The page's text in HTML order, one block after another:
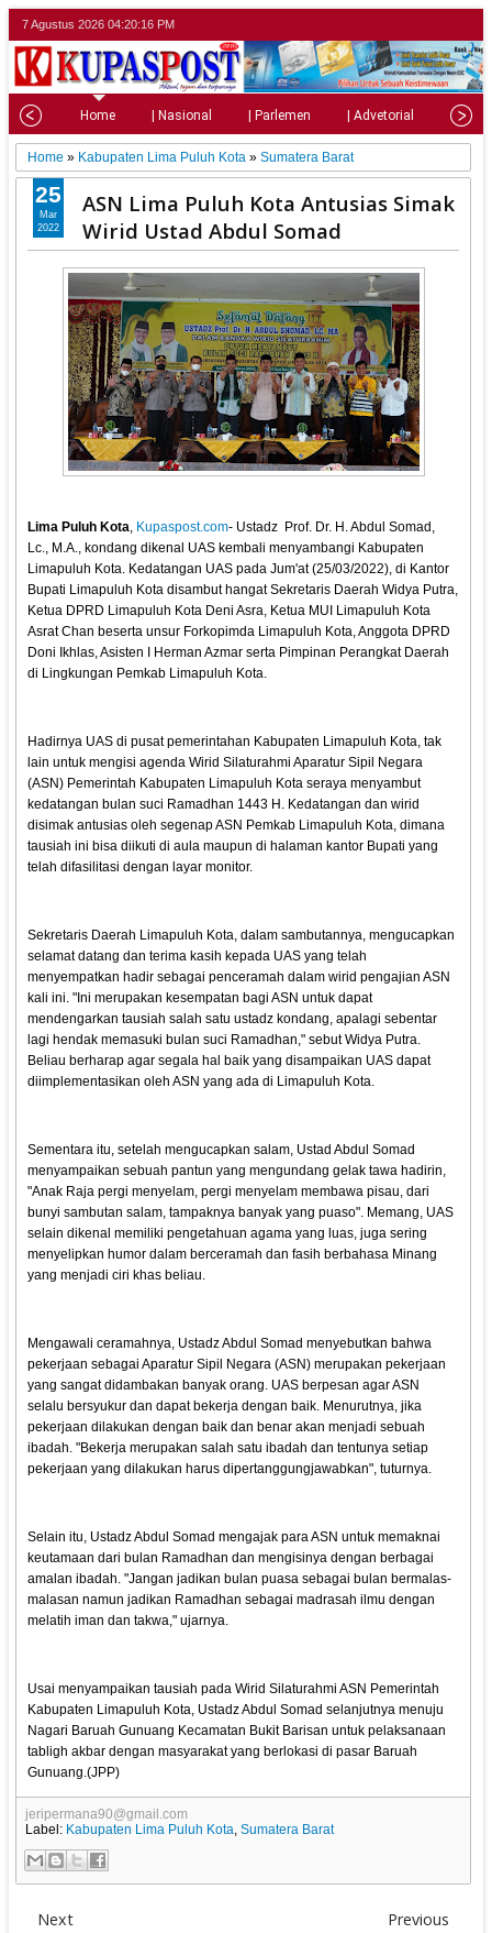
7 Agustus 2026 04:20:17 PM
Home | Nasional | Parlemen | Advetorial |
Home » Kabupaten Lima Puluh Kota »Sumatera Barat
ASN Lima Puluh Kota Antusias Simak
Wirid Ustad Abdul Somad
Lima Puluh Kota, Kupaspost.com- Ustadz Prof. Dr. H. Abdul Somad,
Lc., M.A., kondang dikenal UAS kembali menyambangi Kabupaten
Limapuluh Kota. Kedatangan UAS pada Jum'at (25/03/2022), di Kantor
Bupati Limapuluh Kota disambut hangat Sekretaris Daerah Widya Putra,
Ketua DPRD Limapuluh Kota Deni Asra, Ketua MUI Limapuluh Kota
Asrat Chan beserta unsur Forkopimda Limapuluh Kota, Anggota DPRD
Doni Ikhlas, Asisten I Herman Azmar serta Pimpinan Perangkat Daerah
di Lingkungan Pemkab Limapuluh Kota.
Hadirnya UAS di pusat pemerintahan Kabupaten Limapuluh Kota, tak
lain untuk mengisi agenda Wirid Silaturahmi Aparatur Sipil Negara
(ASN) Pemerintah Kabupaten Limapuluh Kota seraya menyambut
kedatangan bulan suci Ramadhan 1443 H. Kedatangan dan wirid
disimak antusias oleh segenap ASN Pemkab Limapuluh Kota, dimana
tausiah ini bisa diikuti di aula maupun di halaman kantor Bupati yang
telah difasilitasi dengan layar monitor.
Sekretaris Daerah Limapuluh Kota, dalam sambutannya, mengucapkan
selamat datang dan terima kasih kepada UAS yang telah
menyempatkan hadir sebagai penceramah dalam wirid pengajian ASN
kali ini. "Ini merupakan kesempatan bagi ASN untuk dapat
mendengarkan tausiah salah satu ustadz kondang, apalagi sebentar
lagi hendak memasuki bulan suci Ramadhan," sebut Widya Putra.
Beliau berharap agar segala hal baik yang disampaikan UAS dapat
diimplementasikan oleh ASN yang ada di Limapuluh Kota.
Sementara itu, setelah mengucapkan salam, Ustad Abdul Somad
menyampaikan sebuah pantun yang mengundang gelak tawa hadirin,
"Anak Raja pergi menyelam, pergi menyelam membawa pisau, dari
bunyi sambutan salam, tampaknya banyak yang puaso". Memang, UAS
selain dikenal memiliki pengetahuan agama yang luas, juga sering
menyelipkan humor dalam berceramah dan fasih berbahasa Minang
yang menjadi ciri khas beliau.
Mengawali ceramahnya, Ustadz Abdul Somad menyebutkan bahwa
pekerjaan sebagai Aparatur Sipil Negara (ASN) merupakan pekerjaan
yang sangat didambakan banyak orang. UAS berpesan agar ASN
selalu bersyukur dan dapat bekerja dengan baik. Menurutnya, jika
pekerjaan dilakukan dengan baik dan benar akan menjadi sebuah
ibadah. "Bekerja merupakan salah satu ibadah dan tentunya setiap
pekerjaan yang dilakukan harus dipertanggungjawabkan", tuturnya.
Selain itu, Ustadz Abdul Somad mengajak para ASN untuk memaknai
keutamaan dari bulan Ramadhan dan mengisinya dengan berbagai
amalan ibadah. "Jangan jadikan bulan puasa sebagai bulan bermalas-
malasan namun jadikan Ramadhan sebagai madrasah ilmu dengan
melatih iman dan takwa," ujarnya.
Usai menyampaikan tausiah pada Wirid Silaturahmi ASN Pemerintah
Kabupaten Limapuluh Kota, Ustadz Abdul Somad selanjutnya menuju
Nagari Baruah Gunuang Kecamatan Bukit Barisan untuk pelaksanaan
tabligh akbar dengan masyarakat yang berlokasi di pasar Baruah
Gunuang.(JPP)
25
Mar
2022
jeripermana90@gmail.com
Label: Kabupaten Lima Puluh Kota,Sumatera Barat
Next Previous